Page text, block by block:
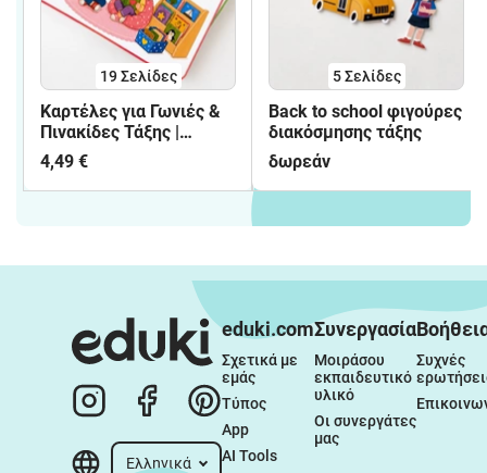
19Σελίδες
Καρτέλες για Γωνιές &
Πινακίδες Τάξης |
Νηπιαγωγείο 🧸🌈
4,49 €
5Σελίδες
Back to school φιγούρες
διακόσμησης τάξης
δωρεάν
Ελληνικά
eduki.com
Σχετικά με
εμάς
Τύπος
App
AI Tools
Συνεργασία
Μοιράσου
εκπαιδευτικό
υλικό
Οι συνεργάτες
μας
Συχνές